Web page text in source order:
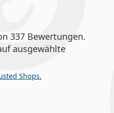
337 Bewertungen.
ausgewählte
Shops.